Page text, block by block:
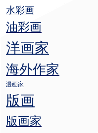
水彩画
油彩画
洋画家
海外作家
漫画家
版画
版画家